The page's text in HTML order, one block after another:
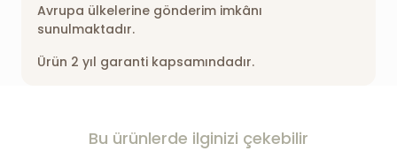
Avrupa ülkelerine gönderim imkânı
sunulmaktadır.
Ürün 2 yıl garanti kapsamındadır.
Bu ürünlerde ilginizi çekebilir